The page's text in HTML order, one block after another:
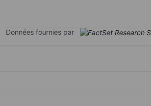
Données fournies par